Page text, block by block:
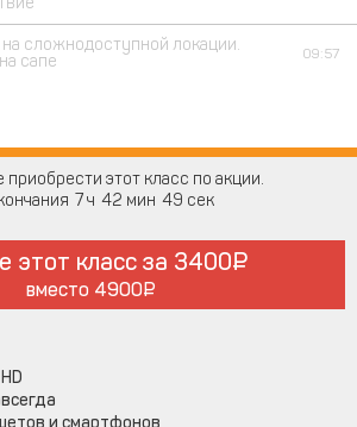
сложнодоступной локации.
сапе
09:57
этот класс по акции.
7 42 49
этот класс за 3400
вместо 4900
и смартфонов